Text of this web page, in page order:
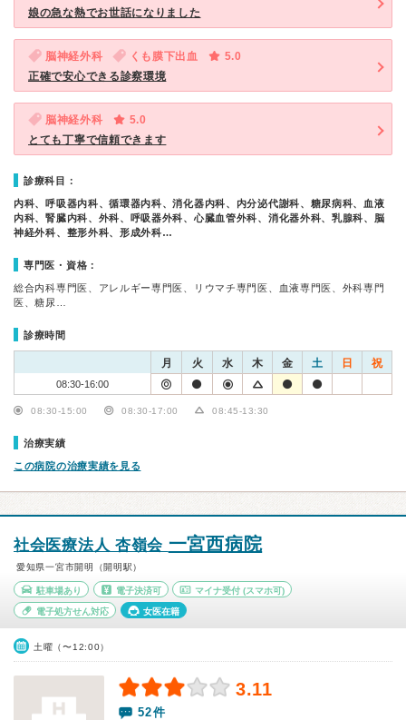
娘の急な熱でお世話になりました
脳神経外科 くも膜下出血
5.0
正確で安心できる診察環境
脳神経外科
5.0
とても丁寧で信頼できます
診療科目：
内科、呼吸器内科、循環器内科、消化器内科、内分泌代謝科、糖尿病科、血液
内科、腎臓内科、外科、呼吸器外科、心臓血管外科、消化器外科、乳腺科、脳
神経外科、整形外科、形成外科…
専門医・資格：
総合内科専門医、アレルギー専門医、リウマチ専門医、血液専門医、外科専門
医、糖尿…
診療時間
月 火 水 木 金 土 日 祝
08:30-16:00
08:30-15:00 08:30-17:00 08:45-13:30
治療実績
この病院の治療実績を見る
社会医療法人 杏嶺会 一宮西病院
愛知県一宮市開明（開明駅）
駐車場あり 電子決済可 マイナ受付 (スマホ可)
電子処方せん対応 女医在籍
土曜（〜12:00）
3.11
52件